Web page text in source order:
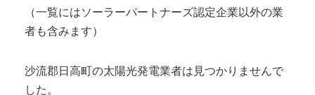
（一覧にはソーラーパートナーズ認定企業以外の業
者も含みます）
沙流郡日高町の太陽光発電業者は見つかりませんで
した。